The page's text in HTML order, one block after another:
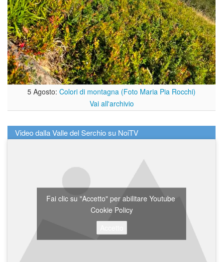
5 Agosto: Colori di montagna (Foto Maria Pia Rocchi)
Vai all'archivio
Video dalla Valle del Serchio su NoiTV
Fai clic su "Accetto" per abilitare Youtube
Cookie Policy